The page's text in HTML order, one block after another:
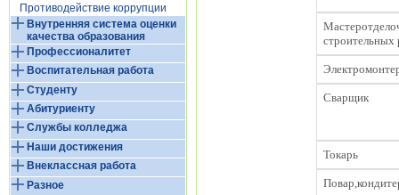
Противодействие коррупции
Внутренняя система оценки
качества образования
Профессионалитет
Воспитательная работа
Студенту
Абитуриенту
Службы колледжа
Наши достижения
Внеклассная работа
Разное
строительных
Сварщик
Токарь